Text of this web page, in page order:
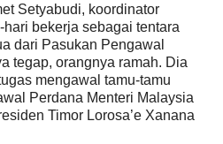
Setyabudi, koordinator
bekerja sebagai tentara
dari Pasukan Pengawal
tegap, orangnya ramah. Dia
mengawal tamu-tamu
Perdana Menteri Malaysia
Timor Lorosa’e Xanana